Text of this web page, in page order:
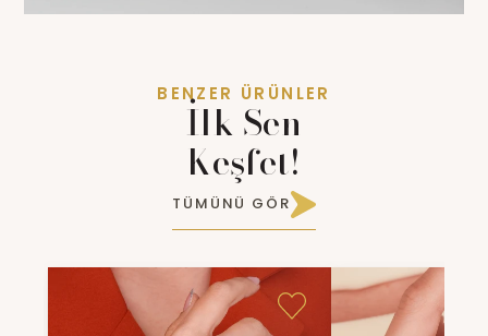
BENZER ÜRÜNLER
İlk Sen
Keşfet!
TÜMÜNÜ GÖR